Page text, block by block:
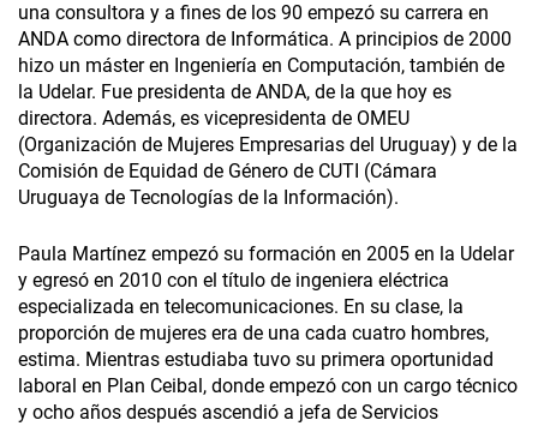
una consultora y a fines de los 90 empezó su carrera en
ANDA como directora de Informática. A principios de 2000
hizo un máster en Ingeniería en Computación, también de
la Udelar. Fue presidenta de ANDA, de la que hoy es
directora. Además, es vicepresidenta de OMEU
(Organización de Mujeres Empresarias del Uruguay) y de la
Comisión de Equidad de Género de CUTI (Cámara
Uruguaya de Tecnologías de la Información).
Paula Martínez empezó su formación en 2005 en la Udelar
y egresó en 2010 con el título de ingeniera eléctrica
especializada en telecomunicaciones. En su clase, la
proporción de mujeres era de una cada cuatro hombres,
estima. Mientras estudiaba tuvo su primera oportunidad
laboral en Plan Ceibal, donde empezó con un cargo técnico
y ocho años después ascendió a jefa de Servicios